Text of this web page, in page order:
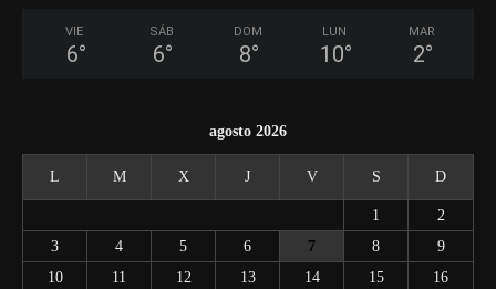
VIE
6°
SÁB
6°
DOM
8°
LUN
10°
MAR
2°
agosto 2026
L M X J V S D
1
2
3
4 5 6 7 8
9
10
11 12 13 14 15
16